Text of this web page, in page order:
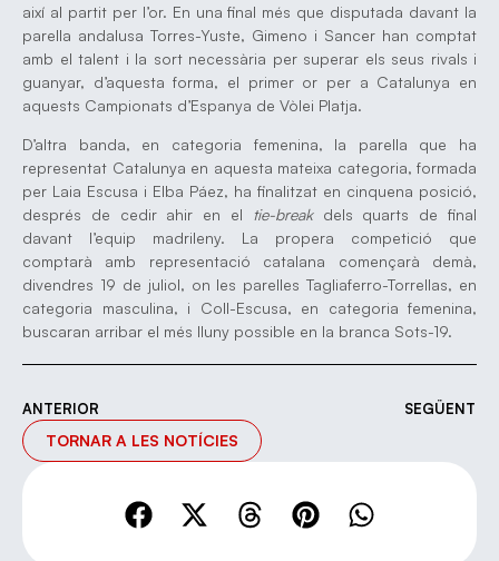
així al partit per l’or. En una final més que disputada davant la
parella andalusa Torres-Yuste, Gimeno i Sancer han comptat
amb el talent i la sort necessària per superar els seus rivals i
guanyar, d’aquesta forma, el primer or per a Catalunya en
aquests Campionats d’Espanya de Vòlei Platja.
D’altra banda, en categoria femenina, la parella que ha
representat Catalunya en aquesta mateixa categoria, formada
per Laia Escusa i Elba Páez, ha finalitzat en cinquena posició,
després de cedir ahir en el
tie-breakdels quarts de final
davant l’equip madrileny. La propera competició que
comptarà amb representació catalana començarà demà,
divendres 19 de juliol, on les parelles Tagliaferro-Torrellas, en
categoria masculina, i Coll-Escusa, en categoria femenina,
buscaran arribar el més lluny possible en la branca Sots-19.
ANTERIOR SEGÜENT
TORNAR A LES NOTÍCIES